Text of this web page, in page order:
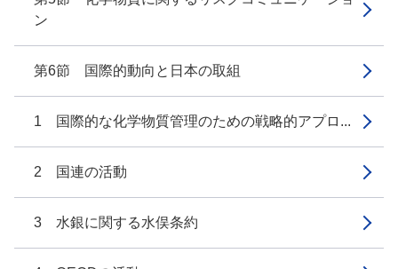
ン
第6節 国際的動向と日本の取組
1 国際的な化学物質管理のための戦略的アプロ...
2 国連の活動
3 水銀に関する水俣条約